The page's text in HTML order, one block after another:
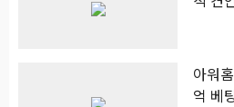
아워
억 베